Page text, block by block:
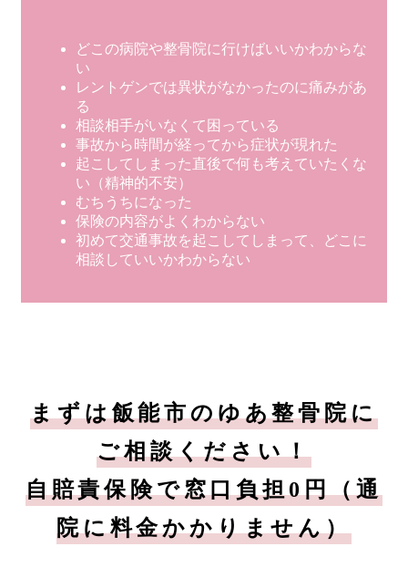
どこの病院や整骨院に行けばいいかわからな
い
レントゲンでは異状がなかったのに痛みがあ
る
相談相手がいなくて困っている
事故から時間が経ってから症状が現れた
起こしてしまった直後で何も考えていたくな
い（精神的不安）
むちうちになった
保険の内容がよくわからない
初めて交通事故を起こしてしまって、どこに
相談していいかわからない
まずは飯能市のゆあ整骨院に
ご相談ください！
自賠責保険で窓口負担0円（通
院に料金かかりません）